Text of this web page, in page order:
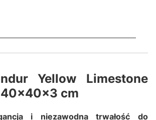
Yellow Limestone
cm
i niezawodna trwałość do